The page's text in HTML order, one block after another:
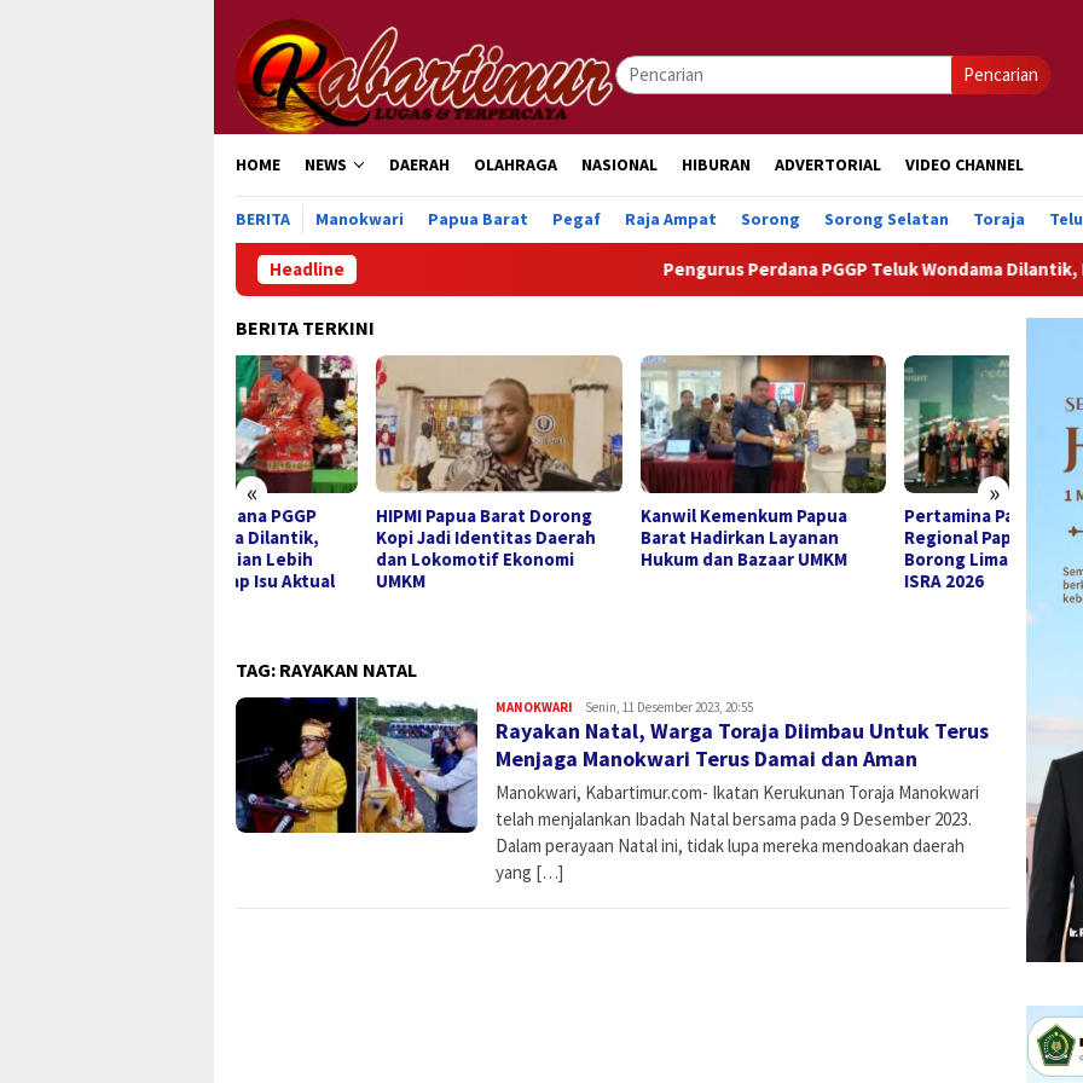
konten
Pencarian
HOME NEWS DAERAH OLAHRAGA NASIONAL HIBURAN ADVERTORIAL VIDEO CHANNEL
BERITA Manokwari Papua Barat Pegaf Raja Ampat Sorong Sorong Selatan Toraja
Headline Pengurus Perdana PGGP Teluk Wondama Dilantik, Dorong
BERITA TERKINI
« »
HIPMI Papua Barat Dorong
Kopi Jadi Identitas Daerah
dan Lokomotif Ekonomi
UMKM
Kanwil Kemenkum Papua
Barat Hadirkan Layanan
Hukum dan Bazaar UMKM
Pertamina Patra Niaga
Regional Papua Maluku
Borong Lima Penghargaan
TAG: RAYAKAN NATAL
MANOKWARI Admin
Senin, 11 Desember 2023, 20:55
Rayakan Natal, Warga Toraja Diimbau Untuk Terus
Menjaga Manokwari Terus Damai dan Aman
Manokwari, Kabartimur.com- Ikatan Kerukunan Toraja Manokwari
telah menjalankan Ibadah Natal bersama pada 9 Desember 2023.
Dalam perayaan Natal ini, tidak lupa mereka mendoakan daerah
yang […]